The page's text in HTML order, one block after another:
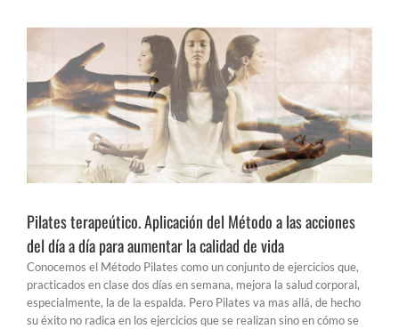
imagen
grande
Pilates terapeútico. Aplicación del Método a las acciones
del día a día para aumentar la calidad de vida
Conocemos el Método Pilates como un conjunto de ejercicios que,
practicados en clase dos días en semana, mejora la salud corporal,
especialmente, la de la espalda. Pero Pilates va mas allá, de hecho
su éxito no radica en los ejercicios que se realizan sino en cómo se